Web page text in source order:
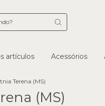
artículos Acessórios
Terena (MS)
(MS)